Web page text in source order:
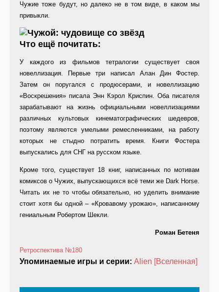
Чужие тоже будут, но далеко не в том виде, в каком мы
привыкли.
Что ещё почитать:
У каждого из фильмов тетралогии существует своя
новеллизация. Первые три написал Алан Дин Фостер.
Затем он поругался с продюсерами, и новеллизацию
«Воскрешения» писала Энн Кэрол Криспин. Оба писателя
зарабатывают на жизнь официальными новеллизациями
различных культовых кинематографических шедевров,
поэтому являются умелыми ремесленниками, на работу
которых не стыдно потратить время. Книги Фостера
выпускались для СНГ на русском языке.
Кроме того, существует 18 книг, написанных по мотивам
комиксов о Чужих, выпускающихся всё теми же Dark Horse.
Читать их не то чтобы обязательно, но уделить внимание
стоит хотя бы одной – «Кровавому урожаю», написанному
гениальным Робертом Шекли.
Роман Бетеня
Ретроспектива №180
Упоминаемые игры и серии: Alien [Вселенная]